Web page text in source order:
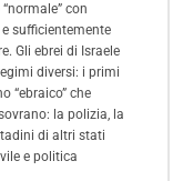
con
sufficientemente
Gli ebrei di Israele
diversi: i primi
“ebraico” che
la polizia, la
di altri stati
e politica